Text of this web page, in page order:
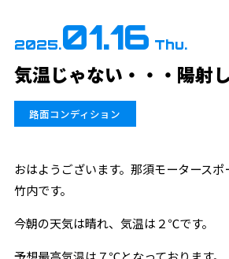
2025.01.16 Thu.
気温じゃない・・・陽射
路面コンディション
おはようございます。那須モータース
竹内です。
今朝の天気は晴れ、気温は２℃です。